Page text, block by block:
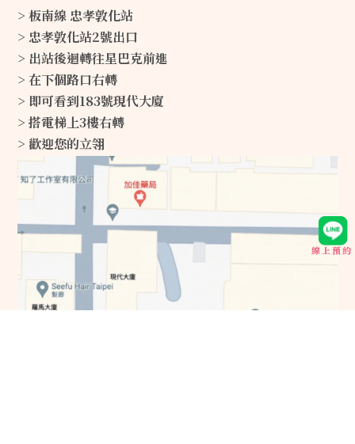
> 板南線 忠孝敦化站
> 忠孝敦化站2號出口
> 出站後迴轉往星巴克前進
> 在下個路口右轉
> 即可看到183號現代大廈
> 搭電梯上3樓右轉
> 歡迎您的立翎
線上預約